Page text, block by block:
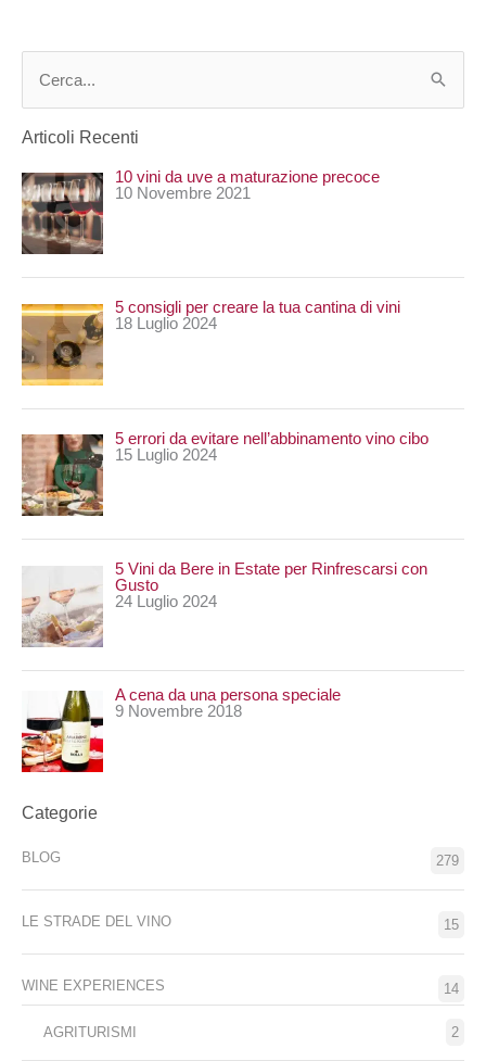
c
a
:
Articoli Recenti
10 vini da uve a maturazione precoce
10 Novembre 2021
5 consigli per creare la tua cantina di vini
18 Luglio 2024
5 errori da evitare nell’abbinamento vino cibo
15 Luglio 2024
5 Vini da Bere in Estate per Rinfrescarsi con
Gusto
24 Luglio 2024
A cena da una persona speciale
9 Novembre 2018
Categorie
BLOG 279
LE STRADE DEL VINO 15
WINE EXPERIENCES 14
AGRITURISMI 2